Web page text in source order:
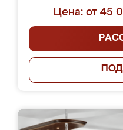
Цена: от 45